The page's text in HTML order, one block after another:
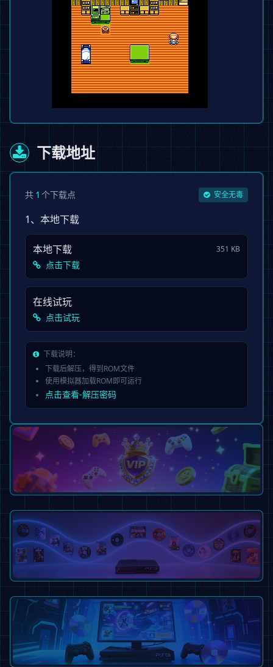
下载地址
共 1 个下载点 安全无毒
1、本地下载
本地下载 351 KB
点击下载
在线试玩
点击试玩
下载说明：
下载后解压，得到ROM文件
使用模拟器加载ROM即可运行
点击查看-解压密码
不限次数、全集下载特权、专属响应
开通会员
游戏合集全集下载
包含上百套主机掌机全集，一次下载全部拥有
查看合集